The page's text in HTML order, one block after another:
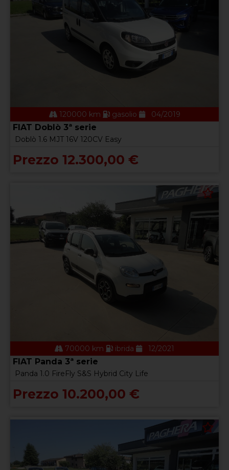
120000 km gasolio 04/2019
FIAT Doblò 3ª serie
Doblò 1.6 MJT 16V 120CV Easy
Prezzo 12.300,00 €
70000 km ibrida 12/2021
FIAT Panda 3ª serie
Panda 1.0 FireFly S&S Hybrid City Life
Prezzo 10.200,00 €